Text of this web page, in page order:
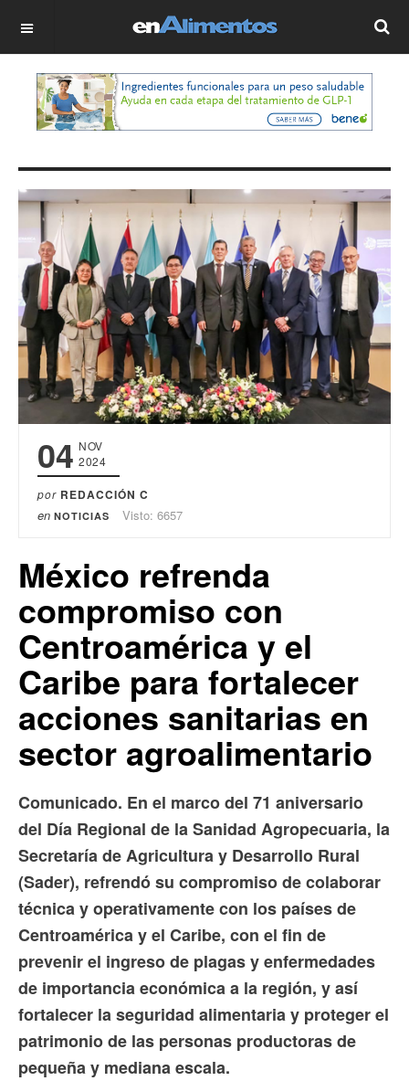
OFF CANVAS
04 NOV
2024
por REDACCIÓN C
en NOTICIAS Visto: 6657
México refrenda
compromiso con
Centroamérica y el
Caribe para fortalecer
acciones sanitarias en
sector agroalimentario
Comunicado. En el marco del 71 aniversario
del Día Regional de la Sanidad Agropecuaria, la
Secretaría de Agricultura y Desarrollo Rural
(Sader), refrendó su compromiso de colaborar
técnica y operativamente con los países de
Centroamérica y el Caribe, con el fin de
prevenir el ingreso de plagas y enfermedades
de importancia económica a la región, y así
fortalecer la seguridad alimentaria y proteger el
patrimonio de las personas productoras de
pequeña y mediana escala.